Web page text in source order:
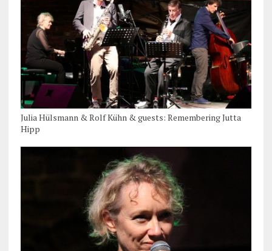
Julia Hülsmann & Rolf Kühn & guests: Remembering Jutta
Hipp